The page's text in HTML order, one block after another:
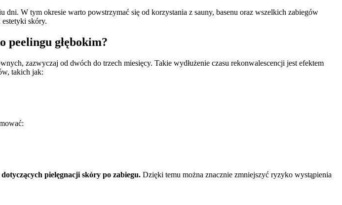
W tym okresie warto powstrzymać się od korzystania z sauny, basenu oraz wszelkich zabiegów
skóry.
peelingu głębokim?
zazwyczaj od dwóch do trzech miesięcy. Takie wydłużenie czasu rekonwalescencji jest efektem
takich jak:
pielęgnacji skóry po zabiegu. Dzięki temu można znacznie zmniejszyć ryzyko wystąpienia